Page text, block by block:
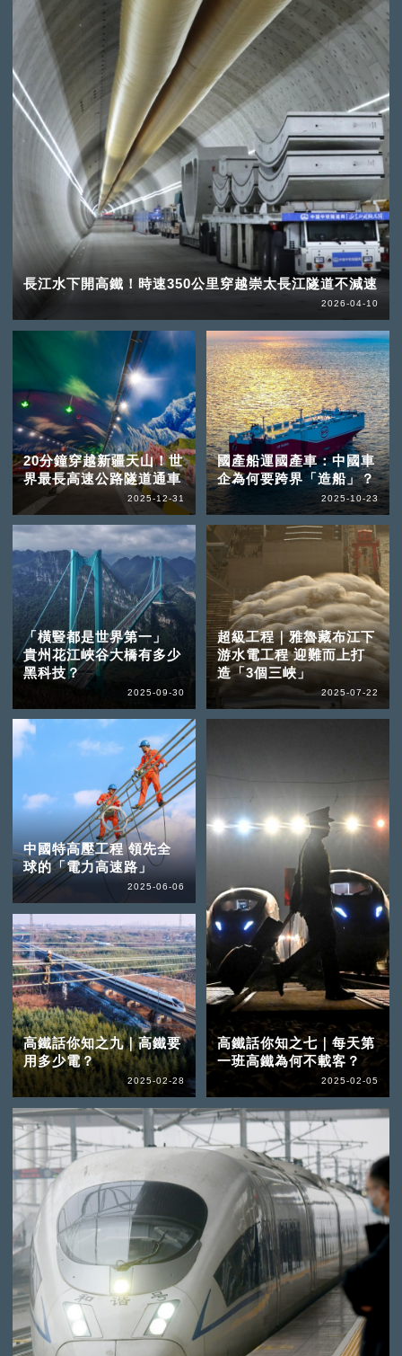
長江水下開高鐵！時速350公里穿越崇太長江隧道不減速
2026-04-10
20分鐘穿越新疆天山！世
界最長高速公路隧道通車
2025-12-31
國產船運國產車：中國車
企為何要跨界「造船」？
2025-10-23
「橫豎都是世界第一」
貴州花江峽谷大橋有多少
黑科技？
2025-09-30
超級工程｜雅魯藏布江下
游水電工程 迎難而上打
造「3個三峽」
2025-07-22
中國特高壓工程 領先全
球的「電力高速路」
2025-06-06
高鐵話你知之九｜高鐵要
用多少電？
2025-02-28
高鐵話你知之七｜每天第
一班高鐵為何不載客？
2025-02-05